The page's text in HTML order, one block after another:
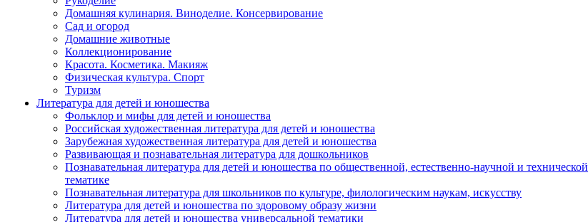
Домашняя кулинария. Виноделие. Консервирование
Сад и огород
Домашние животные
Коллекционирование
Красота. Косметика. Макияж
Физическая культура. Спорт
Туризм
Литература для детей и юношества
Фольклор и мифы для детей и юношества
Российская художественная литература для детей и юношества
Зарубежная художественная литература для детей и юношества
Развивающая и познавательная литература для дошкольников
Познавательная литература для детей и юношества по общественной, естественно-научной и технической
тематике
Познавательная литература для школьников по культуре, филологическим наукам, искусству
Литература для детей и юношества по здоровому образу жизни
Литература для детей и юношества универсальной тематики